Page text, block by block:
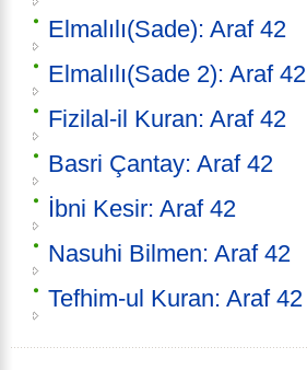
Elmalılı(Sade): Araf 42
Elmalılı(Sade 2): Araf 42
Fizilal-il Kuran: Araf 42
Basri Çantay: Araf 42
İbni Kesir: Araf 42
Nasuhi Bilmen: Araf 42
Tefhim-ul Kuran: Araf 42